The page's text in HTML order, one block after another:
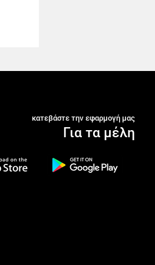
κατεβάστε την εφαρμογή μας
Για τα μέλη